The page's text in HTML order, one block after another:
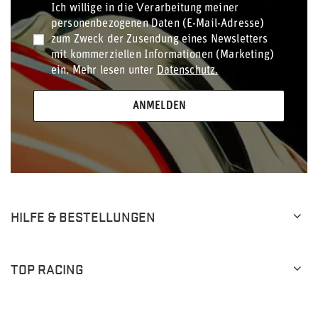
Ich willige in die Verarbeitung meiner
personenbezogenen Daten (E-Mail-Adresse)
zum Zweck der Zusendung eines Newsletters
mit kommerziellen Informationen (Marketing)
ein. Mehr lesen unter Datenschutz.
ANMELDEN
HILFE & BESTELLUNGEN
TOP RACING